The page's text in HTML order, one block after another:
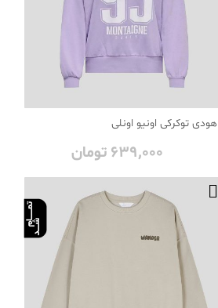
هودی توکرکی اونیو اونلی
639٬000 تومان